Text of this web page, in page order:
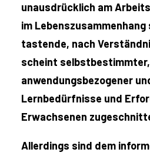
unausdrücklich am
im
tastende, nach
scheint
anwendungsbezogener
Lernbedürfnisse und
Erwachsenen
Allerdings sind dem